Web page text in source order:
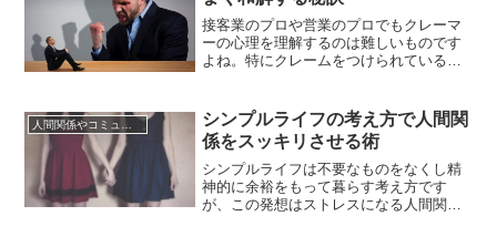
れ、心理面でのストレスとはイライラし
たり不安やうつ症状、活気の低下な...
接客業のプロや営業のプロでもクレーマ
ーの心理を理解するのは難しいものです
よね。特にクレームをつけられている最
「クレームという名のいちゃもんだ」と
腹の中が煮えくりかえるだけで、クレー
マーの心理を理解しようというだけの気
持ちの余裕が持てないもの。まして...
シンプルライフの考え方で人間関
係をスッキリさせる術
シンプルライフは不要なものをなくし精
神的に余裕をもって暮らす考え方です
が、この発想はストレスになる人間関係